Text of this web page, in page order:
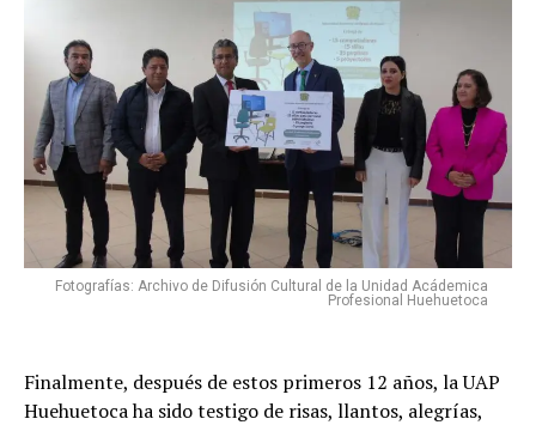
Fotografías: Archivo de Difusión Cultural de la Unidad Acádemica
Profesional Huehuetoca
Finalmente, después de estos primeros 12 años, la UAP
Huehuetoca ha sido testigo de risas, llantos, alegrías,